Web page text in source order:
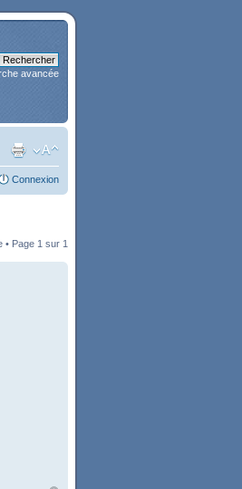
avancée
Connexion
• Page 1 sur 1